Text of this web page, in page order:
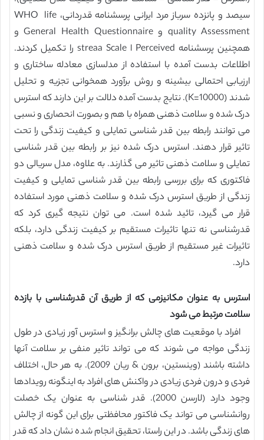
سیصد و پانزده سرباز مرد ایرانی پرسشنامه قدردانی، WHO life
quality Assessment و General Health Questionnaire و
همچنین پرسشنامه Perceived ا streaa Scale را تکمیل کردند.
اطلاعات بدست آمده با استفاده از مدلسازی معادله ساختاری و
ارزیابی احتمالی بیشینه و روش برآورد همخوانی تجزیه و تحلیل
شدند (K=10000). نتایج بدست آمده دلالت بر این دارند که استرس
درک شده و سلامت ذهنی همراه با هم و بصورت انحصاری و نسبی
می توانند رابطه بین قدر شناسی تمایلی و کیفیت زندگی را تحت
تاثیر قرار دهند. استرس درک شده نیز بر رابطه بین قدر شناسی
تمایلی و سلامت ذهنی تاثیر می گذارند. به علاوه، مدل سریالی دو
فاکتوری که برای بررسی رابطه بین قدر شناسی تمایلی و کیفیت
زندگی از طریق استرس درک شده و سلامت ذهنی مورد استفاده
قرار می گیرد، تائید شده است. می توان نتیجه گیری کرد که
قدرشناسی نه تنها تاثیرات مستقیم بر کیفیت زندگی دارد، بلکه
تاثیرات غیر مستقیم از طریق استرس درک شده و سلامت ذهنی
دارد.
استرس به عنوان مکانیزمی که از طریق آن قدرشناسی با بازده
سلامت مرتبط می شود
افراد با موقعیت های چالش برانگیز و استرس آور زیادی در طول
زندگی مواجه می شوند که می تواند تاثیر منفی بر سلامت آنها
داشته باشند (وینستین، برون & ریان 2009). به هر حال، اختلاف
فردی و درون فردی زیادی در واکنش های افراد به اینگونه رویدادها
وجود دارد (لارسن 2000). قدر شناسی به عنوان یک خصلت
روانشناسی می تواند یک فاکتور محافظتی برای این گونه از چالش
های زندگی باشد. در این راستا، تحقیق انجام شده نشان داد که قدر